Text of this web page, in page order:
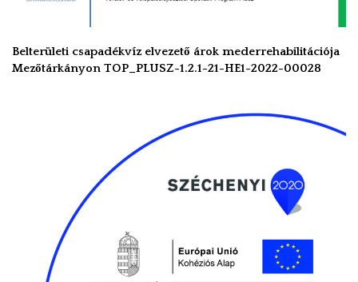
Belterületi csapadékvíz elvezető árok mederrehabilitációja
Mezőtárkányon TOP_PLUSZ-1.2.1-21-HE1-2022-00028